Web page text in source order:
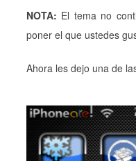
NOTA: El tema no
poner el que ustedes
Ahora les dejo una de